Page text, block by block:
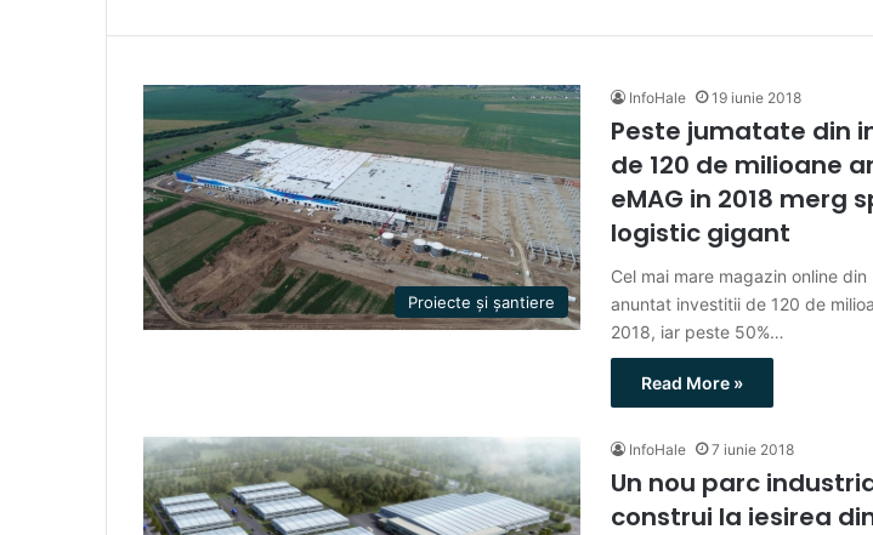
Proiecte și șantiere
InfoHale 19 iunie 2018
Peste jumatate din
de 120 de milioane
eMAG in 2018 merg
logistic gigant
Cel mai mare magazin online din
anuntat investitii de 120 de
2018, iar peste 50%…
Read More »
InfoHale 7 iunie 2018
Un nou parc
construi la iesirea